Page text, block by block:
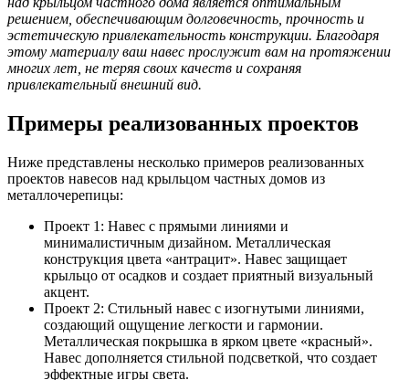
решением, обеспечивающим долговечность, прочность и
эстетическую привлекательность конструкции. Благодаря
этому материалу ваш навес прослужит вам на протяжении
многих лет, не теряя своих качеств и сохраняя
привлекательный внешний вид.
Примеры реализованных проектов
Ниже представлены несколько примеров реализованных
проектов навесов над крыльцом частных домов из
металлочерепицы:
Проект 1: Навес с прямыми линиями и
минималистичным дизайном. Металлическая
конструкция цвета «антрацит». Навес защищает
крыльцо от осадков и создает приятный визуальный
акцент.
Проект 2: Стильный навес с изогнутыми линиями,
создающий ощущение легкости и гармонии.
Металлическая покрышка в ярком цвете «красный».
Навес дополняется стильной подсветкой, что создает
эффектные игры света.